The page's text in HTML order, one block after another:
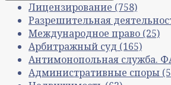
Лицензирование (758)
Разрешительная
Международное право (25)
Арбитражный суд (165)
Антимонопольная служба.
Административные споры